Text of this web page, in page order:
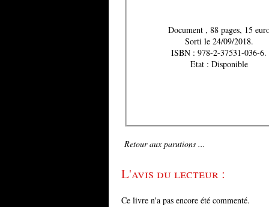
Document , 88 pages, 15
Sorti le 24/09/2018.
ISBN : 978-2-37531-036-6.
Etat : Disponible
Retour aux parutions ...
L'avis du lecteur :
Ce livre n'a pas encore été commenté.